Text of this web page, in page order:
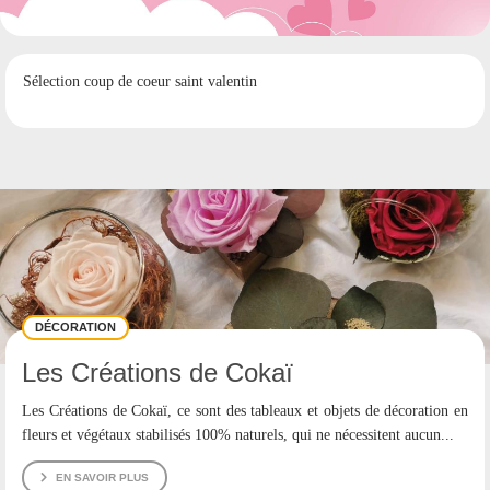
Sélection coup de coeur saint valentin
DÉCORATION
Les Créations de Cokaï
Les Créations de Cokaï, ce sont des tableaux et objets de décoration en
fleurs et végétaux stabilisés 100% naturels, qui ne nécessitent aucun...
EN SAVOIR PLUS
Adresse : 28 Rue de L Hôtel de ville 09270 MAZÈRES